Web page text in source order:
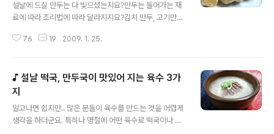
설날에 드실 만두는 다 빛으셨는지요?만두는 들어가는 재
료에 따라 조리법에 따라 달라지지요?김치 만두, 고기만두,
래서 명절이 아니어도 만두를 만들어 먹곤 합니다.만두를
요리에 응용을 하여,여러가지로 방법으로 먹기도 한답니
다.오늘은 만두를 먹는 방법중에 만두를 튀기는 방법을 올
리려고 해요.만두를 만들면 대부분이 냉동보관을 하지요?
아마도 시중에서 파는 시판용 만두도 그렇고.. 집에서 만드
는 만두도 바로 먹을 작은 양의 만두가 아니라면 .. 다들 냉
76 19 2009. 1. 25.
♪ 설날 떡국, 만두국이 맛있어 지는 육수 3가
지
알고나면 쉽지만.. 많은 분들이 육수를 만드는 것을 어렵게
생각을 하더군요. 특히나 명절에 어떤 육수로 떡국이나 만